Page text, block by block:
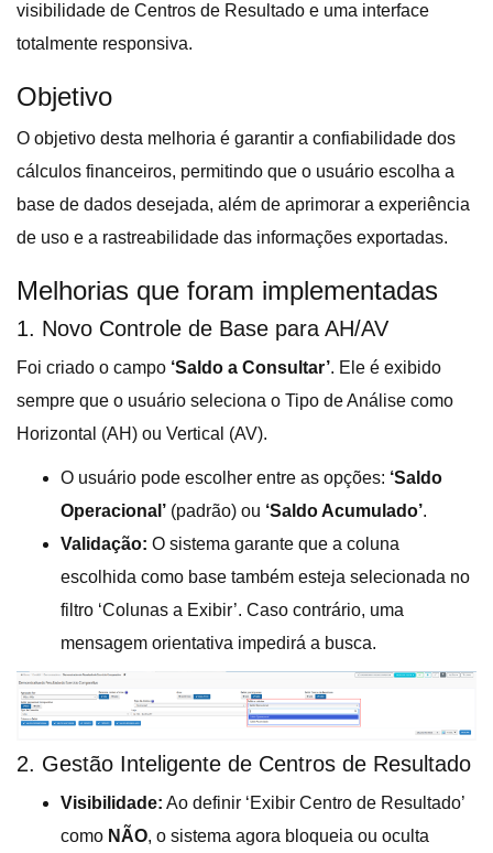
visibilidade de Centros de Resultado e uma interface
totalmente responsiva.
Objetivo
O objetivo desta melhoria é garantir a confiabilidade dos
cálculos financeiros, permitindo que o usuário escolha a
base de dados desejada, além de aprimorar a experiência
de uso e a rastreabilidade das informações exportadas.
Melhorias que foram implementadas
1. Novo Controle de Base para AH/AV
Foi criado o campo ‘Saldo a Consultar’. Ele é exibido
sempre que o usuário seleciona o Tipo de Análise como
Horizontal (AH) ou Vertical (AV).
O usuário pode escolher entre as opções: ‘Saldo
Operacional’ (padrão) ou ‘Saldo Acumulado’.
Validação: O sistema garante que a coluna
escolhida como base também esteja selecionada no
filtro ‘Colunas a Exibir’. Caso contrário, uma
mensagem orientativa impedirá a busca.
2. Gestão Inteligente de Centros de Resultado
Visibilidade: Ao definir ‘Exibir Centro de Resultado’
como NÃO, o sistema agora bloqueia ou oculta